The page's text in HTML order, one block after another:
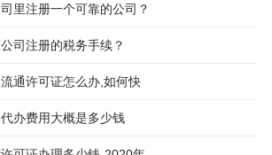
里注册一个可靠的公司？
司注册的税务手续？
通许可证怎么办,如何快
办费用大概是多少钱